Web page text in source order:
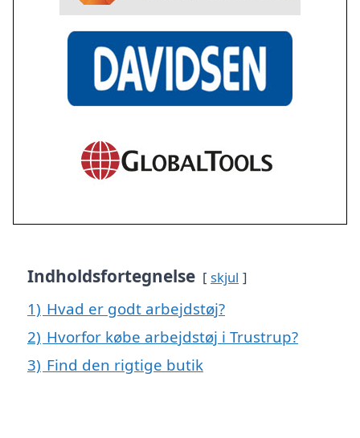
Indholdsfortegnelse skjul
1) Hvad er godt arbejdstøj?
2) Hvorfor købe arbejdstøj i Trustrup?
3) Find den rigtige butik